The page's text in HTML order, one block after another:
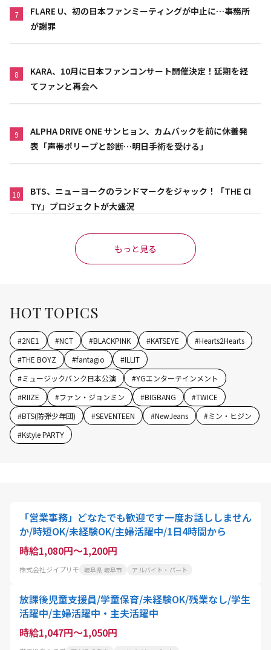
7
FLARE U、初の日本ファンミーティングが中止に…事務所
が謝罪
8
KARA、10月に日本ファンコンサート開催決定！延期を経
てファンと再会へ
9
ALPHA DRIVE ONE サンヒョン、カムバックを前に休養発
表「声帯ポリープと診断…明日手術を受ける」
10
BTS、ニューヨークのランドマークをジャック！「THE CI
TY」プロジェクトが大盛況
もっと見る
HOT TOPICS
#2NE1 #NCT #BLACKPINK #KATSEYE #Hearts2Hearts
#THE BOYZ #fantagio #ILLIT
#ミュージックバンク日本公演 #YGエンターテインメント
#RIIZE #ファン・ジョンミン #BIGBANG #TWICE
#BTS(防弾少年団) #SEVENTEEN #NewJeans #ミン・ヒジン
#Kstyle PARTY
「営業事務」どなたでも歓迎です一度お話ししません
か/時短OK/未経験OK/主婦活躍中/1日4時間から
時給1,080円～1,200円
株式会社ジイプリモ 岐阜県 岐阜市 アルバイト・パート
放課後児童支援員/学童保育/未経験OK/残業なし/学生
活躍中/主婦活躍中・主夫活躍中
時給1,047円～1,050円